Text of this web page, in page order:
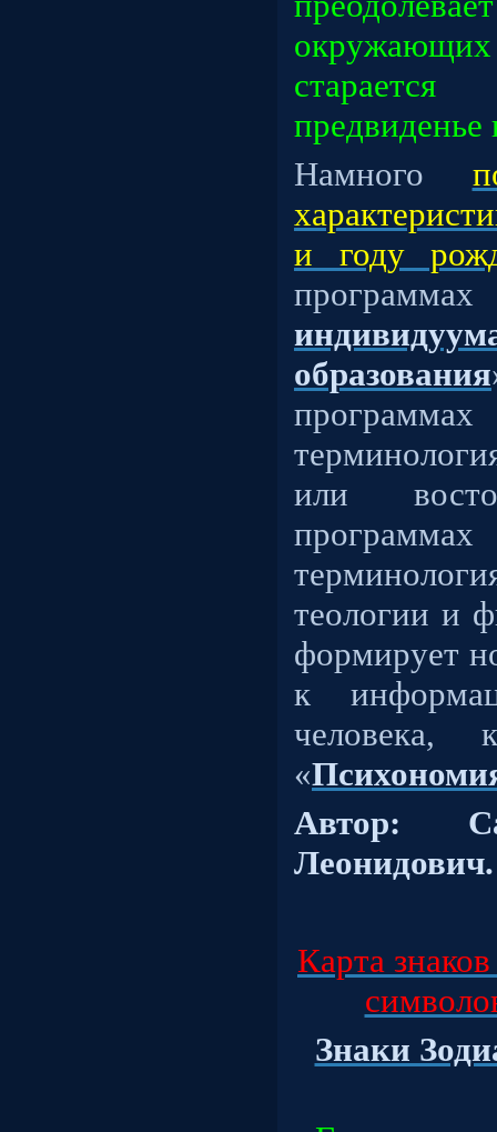
Намного
и году
образования
или
теологии и
формирует
к
человека,
«
Автор:
Леонидович.
Карта
Знаки